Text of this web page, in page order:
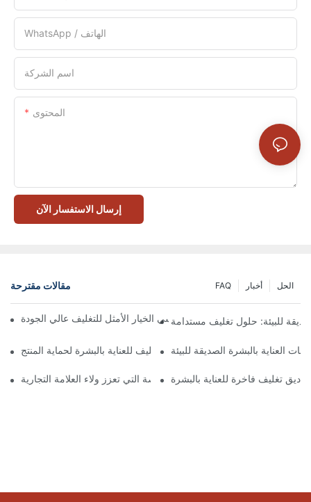
WhatsApp / الهاتف
اسم الشركة
المحتوى
إرسال الاستفسار الآن
مقالات مقترحة الحل أخبار FAQ
تُعدّ الصناديق ذات الإغلاق المغناطيسي الخيار الأمثل للتغليف عالي الجودة
للبيئة: حلول تغليف مستدامة
كيفية اختيار أفضل صندوق تغليف للعناية بالبشرة لحماية المنتج
العناية بالبشرة الصديقة للبيئة
صناديق تغليف العناية بالبشرة المخصصة التي تعزز ولاء العلامة التجارية
تغليف فاخرة للعناية بالبشرة